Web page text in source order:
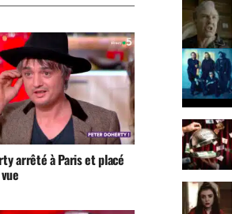
arrêté à Paris et placé